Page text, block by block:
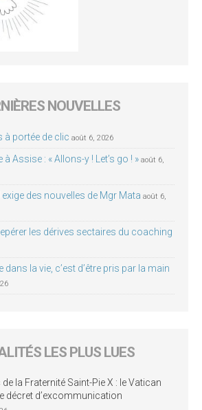
NOUVELLES
à portée de clic août 6, 2026
Assise : « Allons-y ! Let’s go ! » août 6,
exige des nouvelles de Mgr Mata août 6,
les dérives sectaires du coaching
dans la vie, c’est d’être pris par la main
LES PLUS LUES
la Fraternité Saint-Pie X : le Vatican
décret d’excommunication